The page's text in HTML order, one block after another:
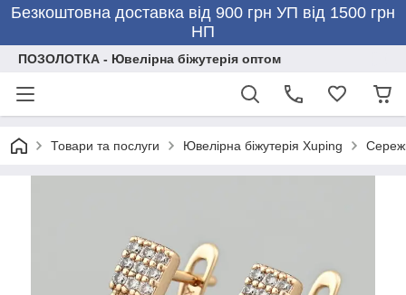
Безкоштовна доставка від 900 грн УП від 1500 грн
НП
ПОЗОЛОТКА - Ювелірна біжутерія оптом
Товари та послуги Ювелірна біжутерія Xuping